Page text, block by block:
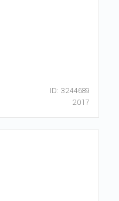
ID: 3244689
2017